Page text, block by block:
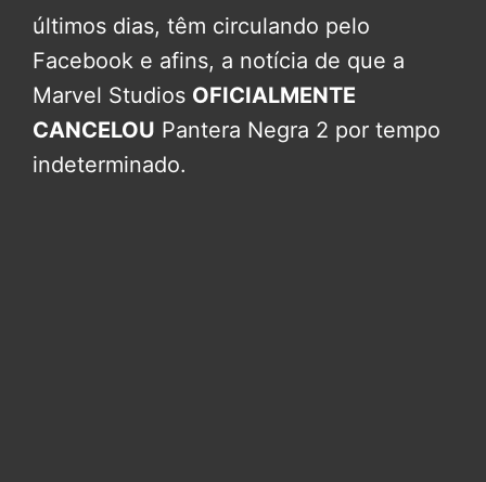
últimos dias, têm circulando pelo
Facebook e afins, a notícia de que a
Marvel Studios OFICIALMENTE
CANCELOU Pantera Negra 2 por tempo
indeterminado.